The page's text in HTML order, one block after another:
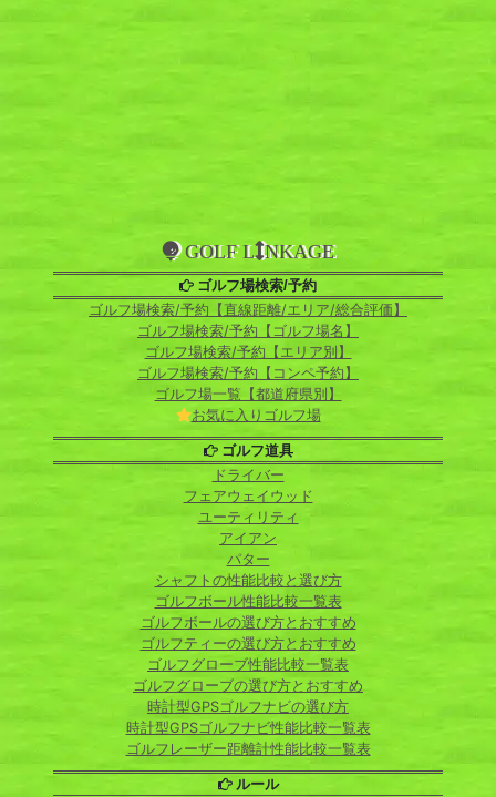
GOLF L NKAGE
ゴルフ場検索/予約
ゴルフ場検索/予約【直線距離/エリア/総合評価】
ゴルフ場検索/予約【ゴルフ場名】
ゴルフ場検索/予約【エリア別】
ゴルフ場検索/予約【コンペ予約】
ゴルフ場一覧【都道府県別】
お気に入りゴルフ場
ゴルフ道具
ドライバー
フェアウェイウッド
ユーティリティ
アイアン
パター
シャフトの性能比較と選び方
ゴルフボール性能比較一覧表
ゴルフボールの選び方とおすすめ
ゴルフティーの選び方とおすすめ
ゴルフグローブ性能比較一覧表
ゴルフグローブの選び方とおすすめ
時計型GPSゴルフナビの選び方
時計型GPSゴルフナビ性能比較一覧表
ゴルフレーザー距離計性能比較一覧表
ルール